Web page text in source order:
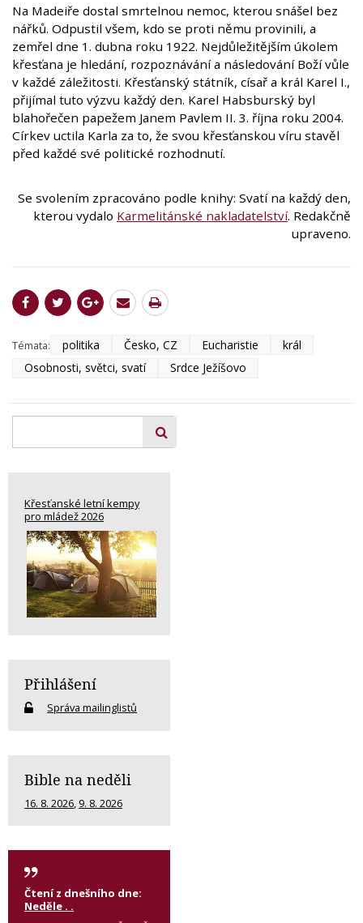
Na Madeiře dostal smrtelnou nemoc, kterou snášel bez
nářků. Odpustil všem, kdo se proti němu provinili, a
zemřel dne 1. dubna roku 1922. Nejdůležitějším úkolem
křesťana je hledání, rozpoznávání a následování Boží vůle
v každé záležitosti. Křesťanský státník, císař a král Karel I.,
přijímal tuto výzvu každý den. Karel Habsburský byl
blahořečen papežem Janem Pavlem II. 3. října roku 2004.
Církev uctila Karla za to, že svou křesťanskou víru stavěl
před každé své politické rozhodnutí.
Se svolením zpracováno podle knihy: Svatí na každý den,
kterou vydalo Karmelitánské nakladatelství. Redakčně
upraveno.
Témata: politika Česko, CZ Eucharistie
král
Osobnosti, světci, svatí
Srdce Ježíšovo
Křesťanské letní kempy
pro mládež 2026
Přihlášení
Správa mailinglistů
Bible na neděli
16. 8. 2026, 9. 8. 2026
Čtení z dnešního dne:
Neděle . .